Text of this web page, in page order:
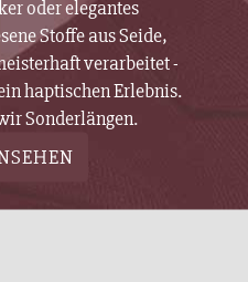
oder elegantes
Stoffe aus Seide,
verarbeitet -
haptischen Erlebnis.
Sonderlängen.